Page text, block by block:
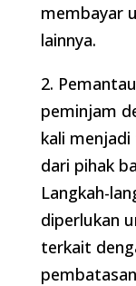
membayar
lainnya.
2.
peminjam
kali
dari pihak
Langkah-
diperlukan
terkait